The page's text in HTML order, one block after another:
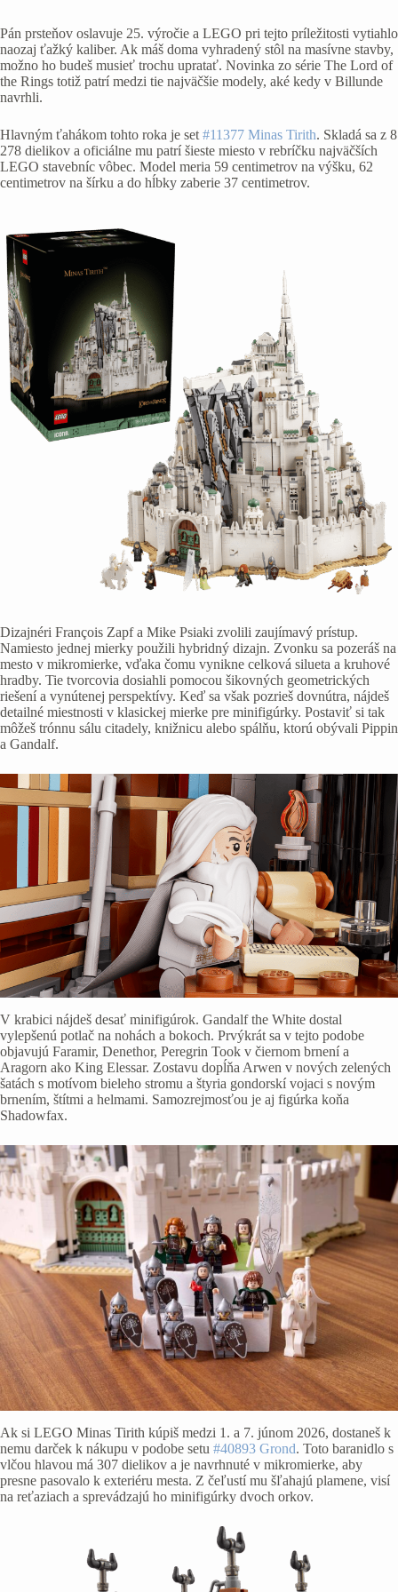
Pán prsteňov oslavuje 25. výročie a LEGO pri tejto príležitosti vytiahlo
naozaj ťažký kaliber. Ak máš doma vyhradený stôl na masívne stavby,
možno ho budeš musieť trochu upratať. Novinka zo série The Lord of
the Rings totiž patrí medzi tie najväčšie modely, aké kedy v Billunde
navrhli.
Hlavným ťahákom tohto roka je set #11377 Minas Tirith. Skladá sa z 8
278 dielikov a oficiálne mu patrí šieste miesto v rebríčku najväčších
LEGO stavebníc vôbec. Model meria 59 centimetrov na výšku, 62
centimetrov na šírku a do hĺbky zaberie 37 centimetrov.
Dizajnéri François Zapf a Mike Psiaki zvolili zaujímavý prístup.
Namiesto jednej mierky použili hybridný dizajn. Zvonku sa pozeráš na
mesto v mikromierke, vďaka čomu vynikne celková silueta a kruhové
hradby. Tie tvorcovia dosiahli pomocou šikovných geometrických
riešení a vynútenej perspektívy. Keď sa však pozrieš dovnútra, nájdeš
detailné miestnosti v klasickej mierke pre minifigúrky. Postaviť si tak
môžeš trónnu sálu citadely, knižnicu alebo spálňu, ktorú obývali Pippin
a Gandalf.
V krabici nájdeš desať minifigúrok. Gandalf the White dostal
vylepšenú potlač na nohách a bokoch. Prvýkrát sa v tejto podobe
objavujú Faramir, Denethor, Peregrin Took v čiernom brnení a
Aragorn ako King Elessar. Zostavu dopĺňa Arwen v nových zelených
šatách s motívom bieleho stromu a štyria gondorskí vojaci s novým
brnením, štítmi a helmami. Samozrejmosťou je aj figúrka koňa
Shadowfax.
Ak si LEGO Minas Tirith kúpiš medzi 1. a 7. júnom 2026, dostaneš k
nemu darček k nákupu v podobe setu #40893 Grond. Toto baranidlo s
vlčou hlavou má 307 dielikov a je navrhnuté v mikromierke, aby
presne pasovalo k exteriéru mesta. Z čeľustí mu šľahajú plamene, visí
na reťaziach a sprevádzajú ho minifigúrky dvoch orkov.